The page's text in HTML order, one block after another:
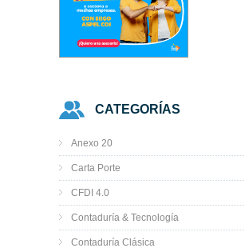
CATEGORÍAS
Anexo 20
Carta Porte
CFDI 4.0
Contaduría & Tecnología
Contaduría Clásica